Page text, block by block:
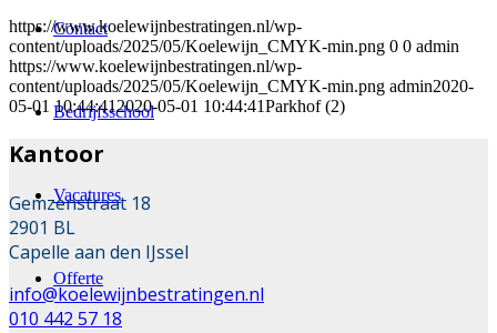
Contact
Bedrijfsschool
Vacatures
Offerte
https://www.koelewijnbestratingen.nl/wp-
content/uploads/2025/05/Koelewijn_CMYK-min.png 0 0 admin
https://www.koelewijnbestratingen.nl/wp-
content/uploads/2025/05/Koelewijn_CMYK-min.png admin2020-
05-01 10:44:412020-05-01 10:44:41Parkhof (2)
Kantoor
Gemzenstraat 18
2901 BL
Capelle aan den IJssel
info@koelewijnbestratingen.nl
010 442 57 18